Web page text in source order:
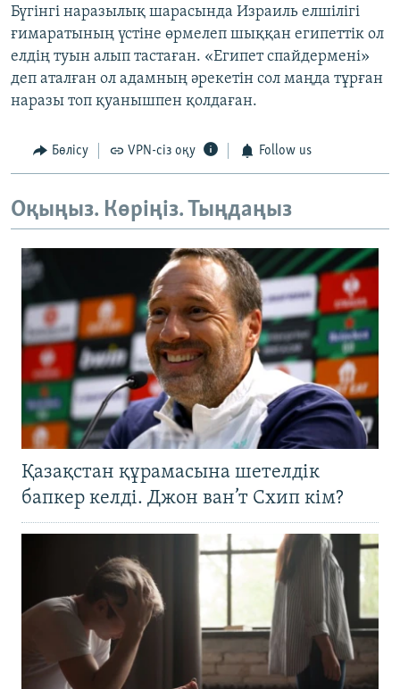
Бүгінгі наразылық шарасында Израиль елшілігі
ғимаратының үстіне өрмелеп шыққан египеттік ол
елдің туын алып тастаған. «Египет спайдермені»
деп аталған ол адамның әрекетін сол маңда тұрған
наразы топ қуанышпен қолдаған.
Бөлісу VPN-сіз оқу Follow us
Оқыңыз. Көріңіз. Тыңдаңыз
Қазақстан құрамасына шетелдік
бапкер келді. Джон ван’т Схип кім?